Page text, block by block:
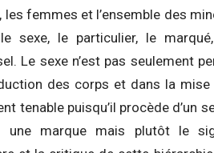
femmes et l’ensemble des
sexe, le particulier, le
Le sexe n’est pas seulement
des corps et dans la
tenable puisqu’il procède d’un
une marque mais plutôt le